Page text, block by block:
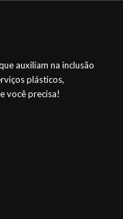
auxiliam na inclusão
plásticos,
você precisa!